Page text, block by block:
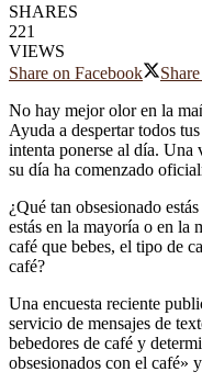
SHARES
221
VIEWS
Share on Facebook
No hay mejor olor en la
Ayuda a despertar todos
intenta ponerse al día. Una
su día ha comenzado
¿Qué tan obsesionado
estás en la mayoría o en la
café que bebes, el tipo de
café?
Una encuesta reciente
servicio de mensajes de
bebedores de café y
obsesionados con el café»